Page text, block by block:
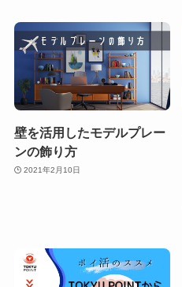
壁を活用したモデルプレー
ンの飾り方
2021年2月10日